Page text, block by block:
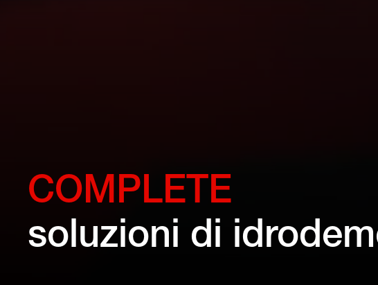
COMPLETE
soluzioni di